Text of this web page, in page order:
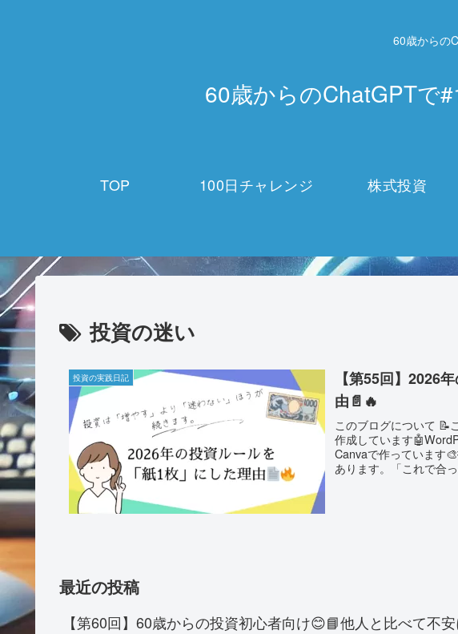
60歳からの
60歳からのChatGPTで
TOP 100日チャレンジ 株式投資
投資の迷い
投資の実践日記
【第55回】2026
由📄🔥
このブログについて 📝
作成しています
Canvaで作っています
あります。「これで合
最近の投稿
【第60回】60歳からの投資初心者向け😊📘他人と比べて不